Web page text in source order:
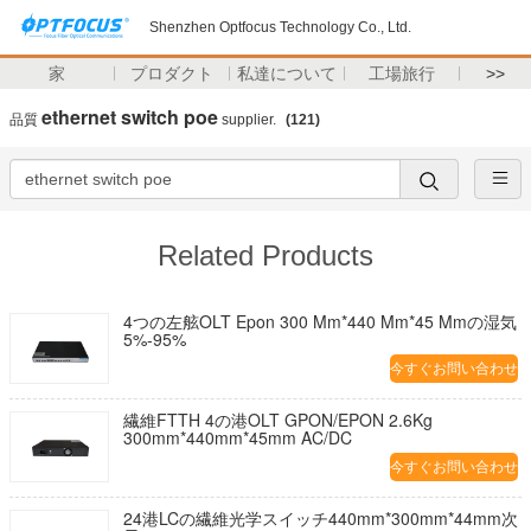
Shenzhen Optfocus Technology Co., Ltd.
家 プロダクト 私達について 工場旅行 >>
品質 ethernet switch poe supplier. (121)
Related Products
4つの左舷OLT Epon 300 Mm*440 Mm*45 Mmの湿気
5%-95%
今すぐお問い合わせ
繊維FTTH 4の港OLT GPON/EPON 2.6Kg
300mm*440mm*45mm AC/DC
今すぐお問い合わせ
24港LCの繊維光学スイッチ440mm*300mm*44mm次